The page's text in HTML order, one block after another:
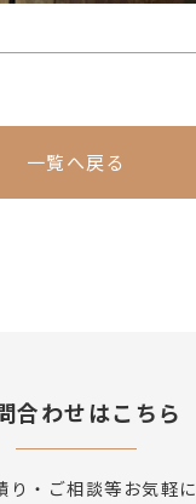
一覧へ戻る
合わせはこちら
り・ご相談等お気軽に